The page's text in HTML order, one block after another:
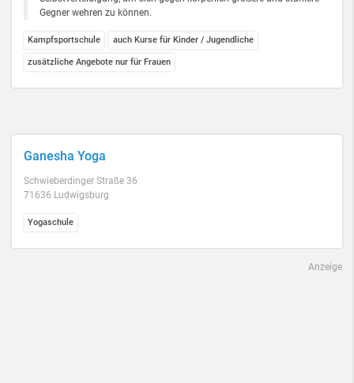
Gegner wehren zu können.
Kampfsportschule auch Kurse für Kinder / Jugendliche
zusätzliche Angebote nur für Frauen
Ganesha Yoga
Schwieberdinger Straße 36
71636 Ludwigsburg
Yogaschule
Anzeige